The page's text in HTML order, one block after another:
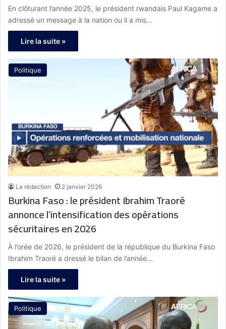
En clôturant l’année 2025, le président rwandais Paul Kagame a
adressé un message à la nation ou il a mis…
Lire la suite »
Politique
La rédaction 2 janvier 2026
Burkina Faso : le président Ibrahim Traoré
annonce l’intensification des opérations
sécuritaires en 2026
À l’orée de 2026, le président de la république du Burkina Faso
Ibrahim Traoré a dressé le bilan de l’année…
Lire la suite »
Politique